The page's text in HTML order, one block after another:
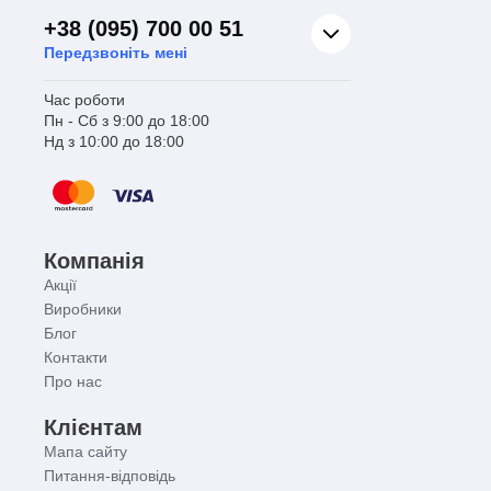
+38 (095) 700 00 51
Передзвоніть мені
Час роботи
Пн - Сб з 9:00 до 18:00
Нд з 10:00 до 18:00
Компанія
Акції
Виробники
Блог
Контакти
Про нас
Клієнтам
Мапа сайту
Питання-відповідь